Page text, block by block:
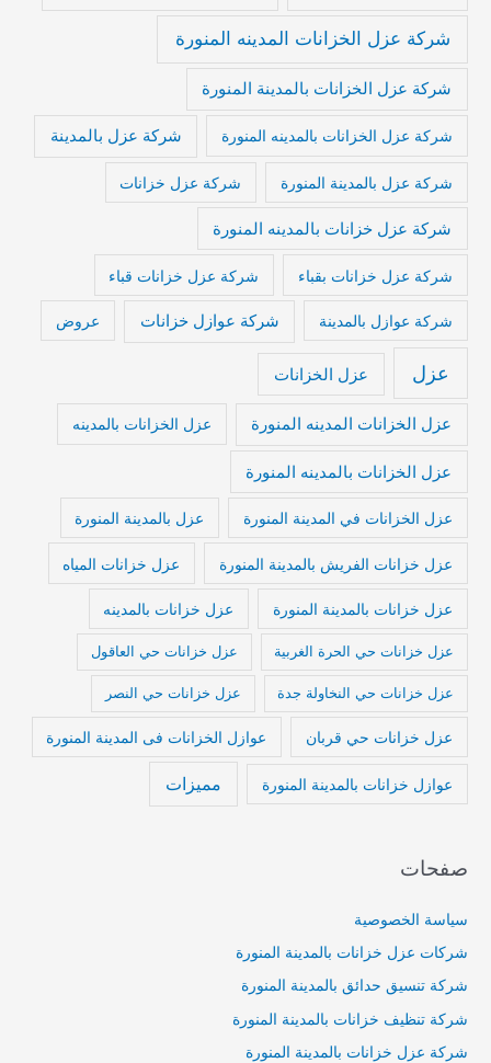
شركة عزل الخزانات المدينه المنورة
شركة عزل الخزانات بالمدينة المنورة
شركة عزل الخزانات بالمدينه المنورة شركة عزل بالمدينة
شركة عزل بالمدينة المنورة شركة عزل خزانات
شركة عزل خزانات بالمدينه المنورة
شركة عزل خزانات بقباء شركة عزل خزانات قباء
شركة عوازل بالمدينة شركة عوازل خزانات عروض
عزل عزل الخزانات
عزل الخزانات المدينه المنورة عزل الخزانات بالمدينه
عزل الخزانات بالمدينه المنورة
عزل الخزانات في المدينة المنورة عزل بالمدينة المنورة
عزل خزانات الفريش بالمدينة المنورة عزل خزانات المياه
عزل خزانات بالمدينة المنورة عزل خزانات بالمدينه
عزل خزانات حي الحرة الغربية عزل خزانات حي العاقول
عزل خزانات حي النخاولة جدة عزل خزانات حي النصر
عزل خزانات حي قربان عوازل الخزانات فى المدينة المنورة
عوازل خزانات بالمدينة المنورة مميزات
صفحات
سياسة الخصوصية
شركات عزل خزانات بالمدينة المنورة
شركة تنسيق حدائق بالمدينة المنورة
شركة تنظيف خزانات بالمدينة المنورة
شركة عزل خزانات بالمدينة المنورة